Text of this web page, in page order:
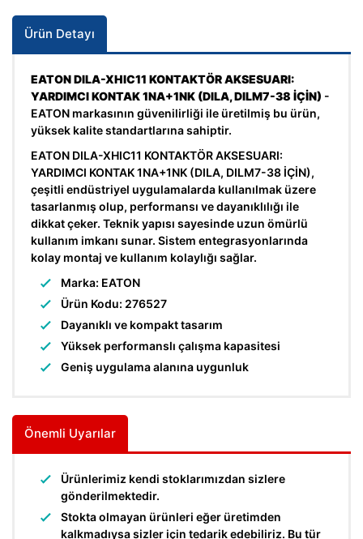
Ürün Detayı
EATON DILA-XHIC11 KONTAKTÖR AKSESUARI:
YARDIMCI KONTAK 1NA+1NK (DILA, DILM7-38 İÇİN) -
EATON markasının güvenilirliği ile üretilmiş bu ürün,
yüksek kalite standartlarına sahiptir.
EATON DILA-XHIC11 KONTAKTÖR AKSESUARI:
YARDIMCI KONTAK 1NA+1NK (DILA, DILM7-38 İÇİN),
çeşitli endüstriyel uygulamalarda kullanılmak üzere
tasarlanmış olup, performansı ve dayanıklılığı ile
dikkat çeker. Teknik yapısı sayesinde uzun ömürlü
kullanım imkanı sunar. Sistem entegrasyonlarında
kolay montaj ve kullanım kolaylığı sağlar.
Marka: EATON
Ürün Kodu: 276527
Dayanıklı ve kompakt tasarım
Yüksek performanslı çalışma kapasitesi
Geniş uygulama alanına uygunluk
Önemli Uyarılar
Ürünlerimiz kendi stoklarımızdan sizlere
gönderilmektedir.
Stokta olmayan ürünleri eğer üretimden
kalkmadıysa sizler için tedarik edebiliriz. Bu tür